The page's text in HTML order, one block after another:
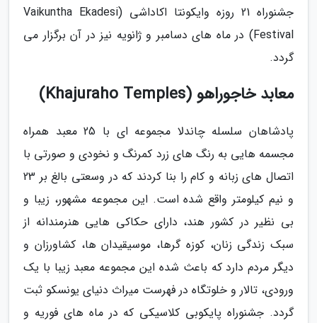
جشنوراه 21 روزه وایکونتا اکاداشی (Vaikuntha Ekadesi
Festival) در ماه های دسامبر و ژانویه نیز در آن برگزار می
گردد.
معابد خاجوراهو (Khajuraho Temples)
پادشاهان سلسله چاندلا مجموعه ای با 25 معبد همراه
مجسمه هایی به رنگ های زرد کمرنگ و نخودی و صورتی با
اتصال های زبانه و کام را بنا کردند که در وسعتی بالغ بر 23
و نیم کیلومتر واقع شده است. این مجموعه مشهور، زیبا و
بی نظیر در کشور هند، دارای حکاکی هایی هنرمندانه از
سبک زندگی زنان، کوزه گرها، موسیقیدان ها، کشاورزان و
دیگر مردم دارد که باعث شده این مجموعه معبد زیبا با یک
ورودی، تالار و خلوتگاه در فهرست میراث دنیای یونسکو ثبت
گردد. جشنوراه پایکوبی کلاسیکی که در ماه های فوریه و